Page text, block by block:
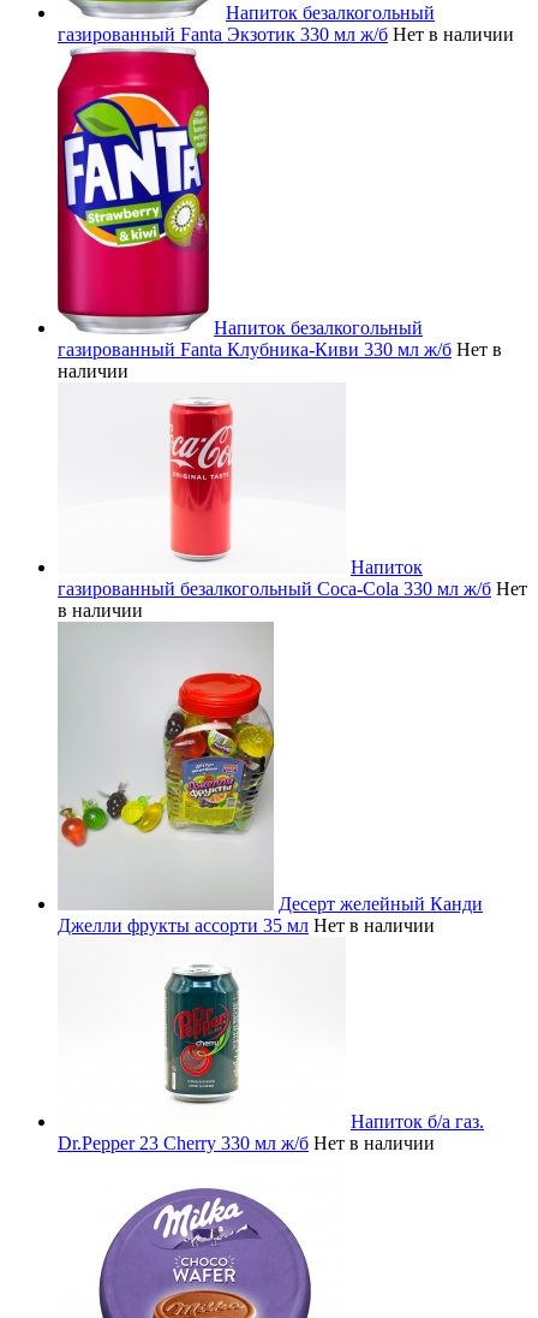
Напиток безалкогольный
газированный Fanta Экзотик 330 мл ж/б Нет в наличии
Напиток безалкогольный
газированный Fanta Клубника-Киви 330 мл ж/б Нет в
наличии
Напиток
газированный безалкогольный Coca-Cola 330 мл ж/б Нет
в наличии
Десерт желейный Канди
Джелли фрукты ассорти 35 мл Нет в наличии
Напиток б/а газ.
Dr.Pepper 23 Cherry 330 мл ж/б Нет в наличии